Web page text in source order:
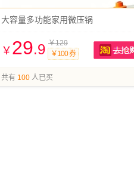
大容量多功能家用微压锅
￥ 29.9 ￥129
￥100 券
共有 100 人已买